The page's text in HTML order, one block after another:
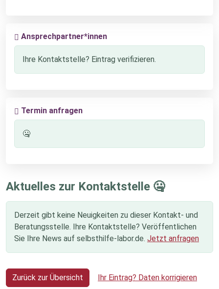
Ansprechpartner*innen
Ihre Kontaktstelle? Eintrag verifizieren.
Termin anfragen
🤐
Aktuelles zur Kontaktstelle 🤐
Derzeit gibt keine Neuigkeiten zu dieser Kontakt- und
Beratungsstelle. Ihre Kontaktstelle? Veröffentlichen
Sie Ihre News auf selbsthilfe-labor.de. Jetzt anfragen
Zurück zur Übersicht Ihr Eintrag? Daten korrigieren